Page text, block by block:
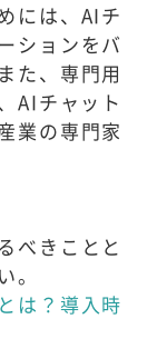
には、AIチ
ションをバ
た、専門用
AIチャット
業の専門家
べきことと
。
は？導入時